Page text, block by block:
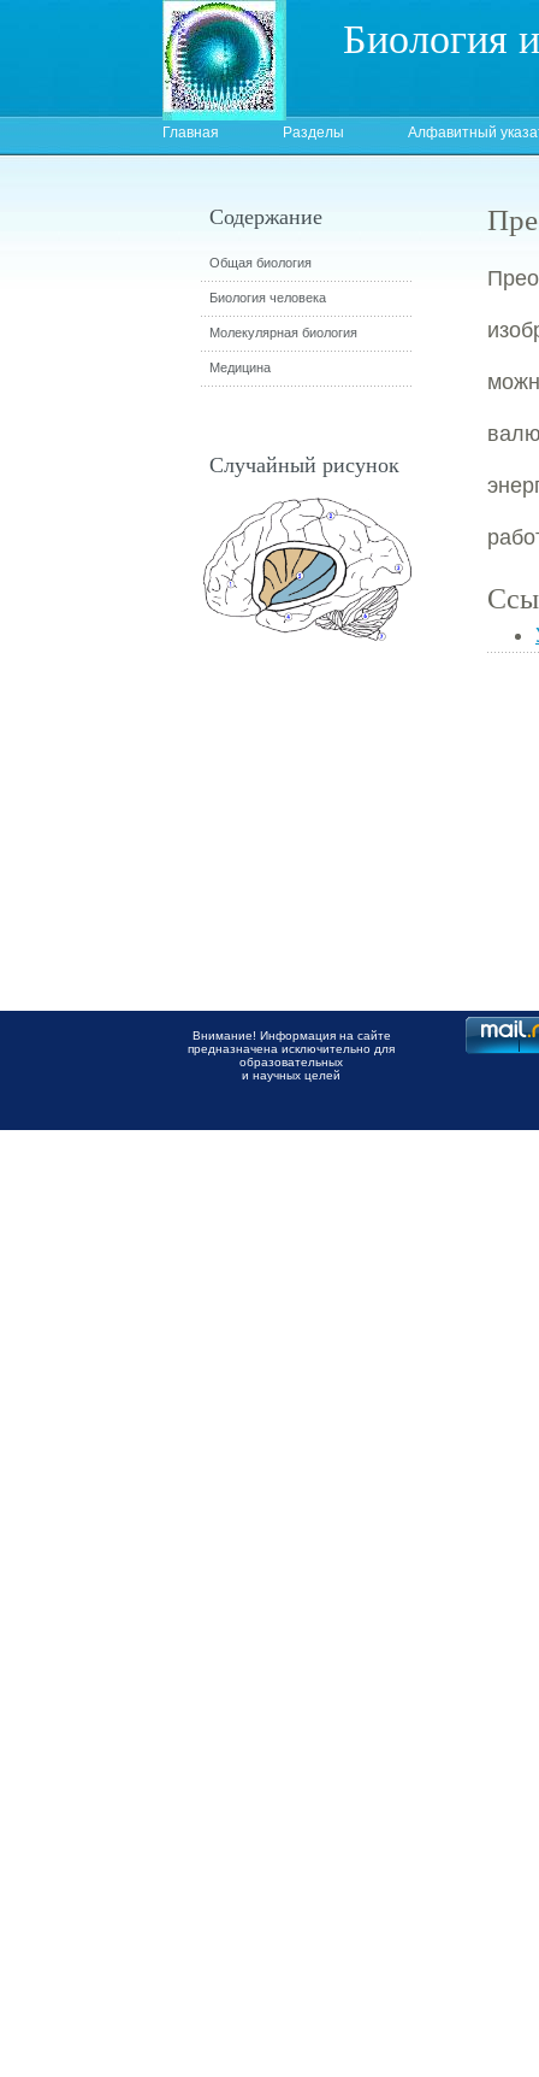
Биология
Главная Разделы Алфавитный
Содержание
Общая биология
Биология человека
Молекулярная биология
Медицина
Случайный рисунок
Внимание! Информация на сайте
предназначена исключительно для
образовательных
и научных целей